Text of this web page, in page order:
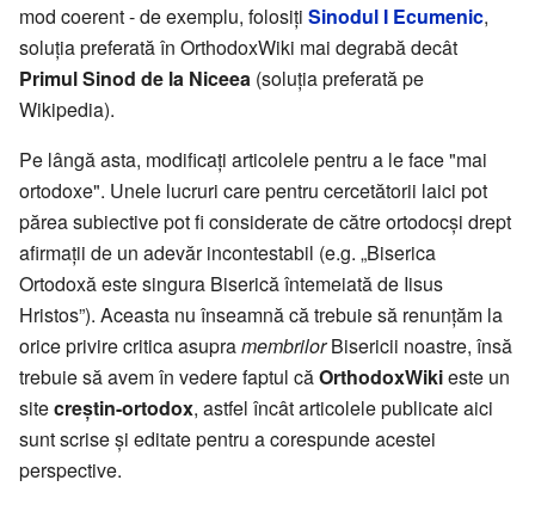
mod coerent - de exemplu, folosiți Sinodul I Ecumenic,
soluția preferată în OrthodoxWiki mai degrabă decât
Primul Sinod de la Niceea (soluția preferată pe
Wikipedia).
Pe lângă asta, modificați articolele pentru a le face "mai
ortodoxe". Unele lucruri care pentru cercetătorii laici pot
părea subiective pot fi considerate de către ortodocși drept
afirmații de un adevăr incontestabil (e.g. „Biserica
Ortodoxă este singura Biserică întemeiată de Iisus
Hristos”). Aceasta nu înseamnă că trebuie să renunțăm la
orice privire critica asupramembrilorBisericii noastre, însă
trebuie să avem în vedere faptul căOrthodoxWikieste un
sitecreștin-ortodox, astfel încât articolele publicate aici
sunt scrise și editate pentru a corespunde acestei
perspective.